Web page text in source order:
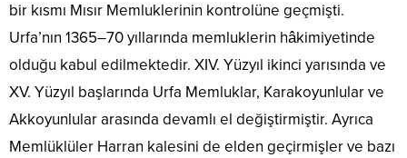
bir kısmı Mısır Memluklerinin kontrolüne geçmişti.
Urfa’nın 1365–70 yıllarında memluklerin hâkimiyetinde
olduğu kabul edilmektedir. XIV. Yüzyıl ikinci yarısında ve
XV. Yüzyıl başlarında Urfa Memluklar, Karakoyunlular ve
Akkoyunlular arasında devamlı el değiştirmiştir. Ayrıca
Memlüklüler Harran kalesini de elden geçirmişler ve bazı